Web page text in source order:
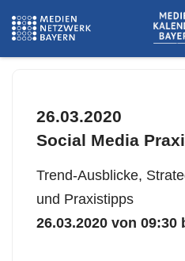
26.03.2020
Social Media
Trend-Ausblicke,
und Praxistipps
26.03.2020 von 09:30